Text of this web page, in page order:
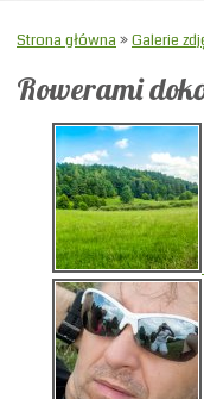
Strona główna »Galerie
Rowerami